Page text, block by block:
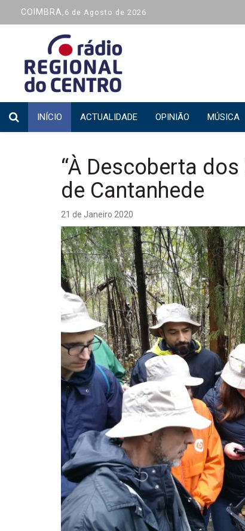
COIMBRA, 6 de Agosto de 2026
INÍCIO ACTUALIDADE OPINIÃO MÚSICA
“À Descoberta
de Cantanhede
21 de Janeiro 2020